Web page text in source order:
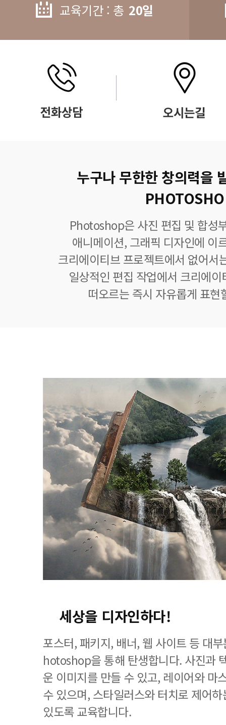
교육기간 : 총 20일
누구나 무한한 창의력을
Photoshop은 사진 편집 및 합성
애니메이션, 그래픽 디자인에 이
크리에이티브 프로젝트에서 없어서
일상적인 편집 작업에서 크리에
떠오르는 즉시 자유롭게 표현
세상을 디자인하다!
포스터, 패키지, 배너, 웹 사이트 등 대
hotoshop을 통해 탄생합니다. 사진과
운 이미지를 만들 수 있고, 레이어와 마
수 있으며, 스타일러스와 터치로 제어
있도록 교육합니다.